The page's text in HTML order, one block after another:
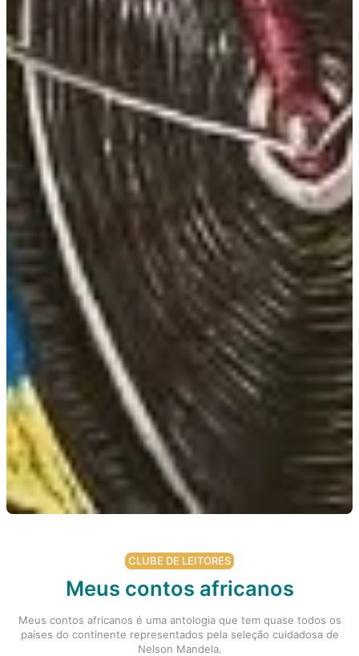
CLUBE DE LEITORES
Meus contos africanos
Meus contos africanos é uma antologia que tem quase todos os
países do continente representados pela seleção cuidadosa de
Nelson Mandela.